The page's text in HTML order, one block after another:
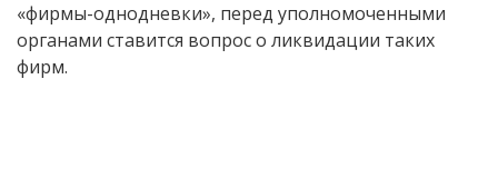
«фирмы-однодневки», перед уполномоченными
органами ставится вопрос о ликвидации таких
фирм.